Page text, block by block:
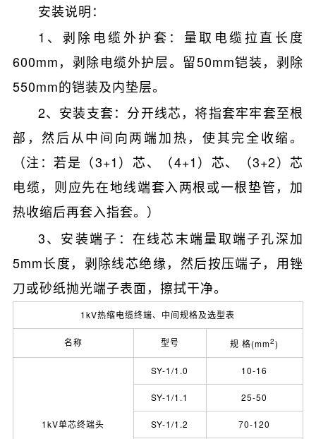
安装说明：
1、剥除电缆外护套：量取电缆拉直长度
600mm，剥除电缆外护层。留50mm铠装，剥除
550mm的铠装及内垫层。
2、安装支套：分开线芯，将指套牢牢套至根
部，然后从中间向两端加热，使其完全收缩。
（注：若是（3+1）芯、（4+1）芯、（3+2）芯
电缆，则应先在地线端套入两根或一根垫管，加
热收缩后再套入指套。）
3、安装端子：在线芯末端量取端子孔深加
5mm长度，剥除线芯绝缘，然后按压端子，用锉
刀或砂纸抛光端子表面，擦拭干净。
1kV热缩电缆终端、中间规格及选型表
名称 型号 规 格(mm2)
1kV单芯终端头
SY-1/1.0 10-16
SY-1/1.1 25-50
SY-1/1.2 70-120